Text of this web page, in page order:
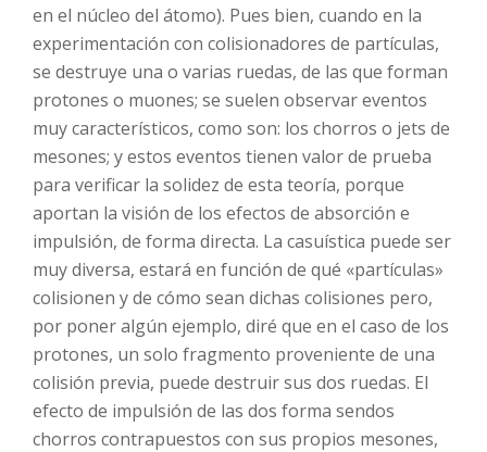
en el núcleo del átomo). Pues bien, cuando en la
experimentación con colisionadores de partículas,
se destruye una o varias ruedas, de las que forman
protones o muones; se suelen observar eventos
muy característicos, como son: los chorros o jets de
mesones; y estos eventos tienen valor de prueba
para verificar la solidez de esta teoría, porque
aportan la visión de los efectos de absorción e
impulsión, de forma directa. La casuística puede ser
muy diversa, estará en función de qué «partículas»
colisionen y de cómo sean dichas colisiones pero,
por poner algún ejemplo, diré que en el caso de los
protones, un solo fragmento proveniente de una
colisión previa, puede destruir sus dos ruedas. El
efecto de impulsión de las dos forma sendos
chorros contrapuestos con sus propios mesones,